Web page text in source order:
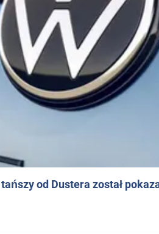
od Dustera został